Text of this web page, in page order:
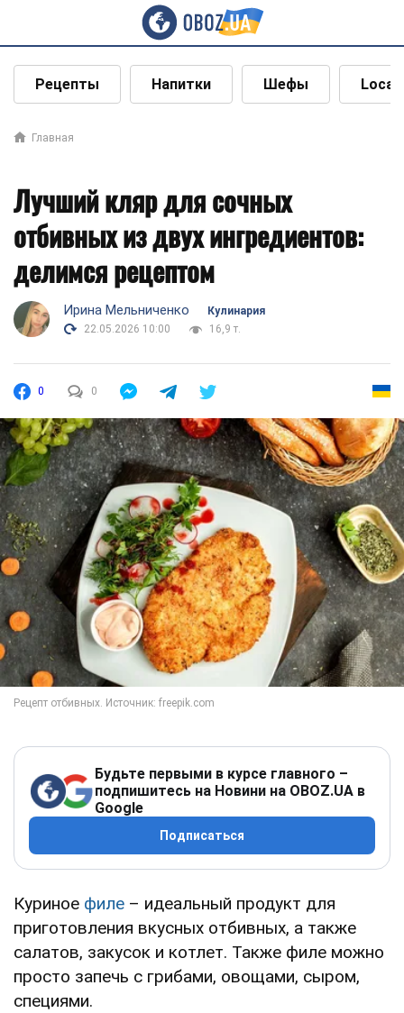
Рецепты Напитки Шефы Local
Главная
Лучший кляр для сочных
отбивных из двух ингредиентов:
делимся рецептом
Ирина Мельниченко
Кулинария
22.05.2026 10:00
16,9 т.
0 0
Будьте первыми в курсе главного –
подпишитесь на Новини на OBOZ.UA в
Google
Подписаться
Куриное филе – идеальный продукт для
приготовления вкусных отбивных, а также
салатов, закусок и котлет. Также филе можно
просто запечь с грибами, овощами, сыром,
специями.